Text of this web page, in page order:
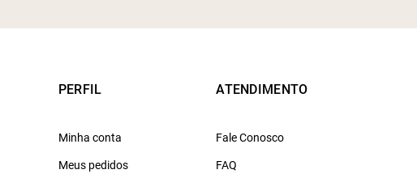
PERFIL
Minha conta
Meus pedidos
ATENDIMENTO
Fale Conosco
FAQ